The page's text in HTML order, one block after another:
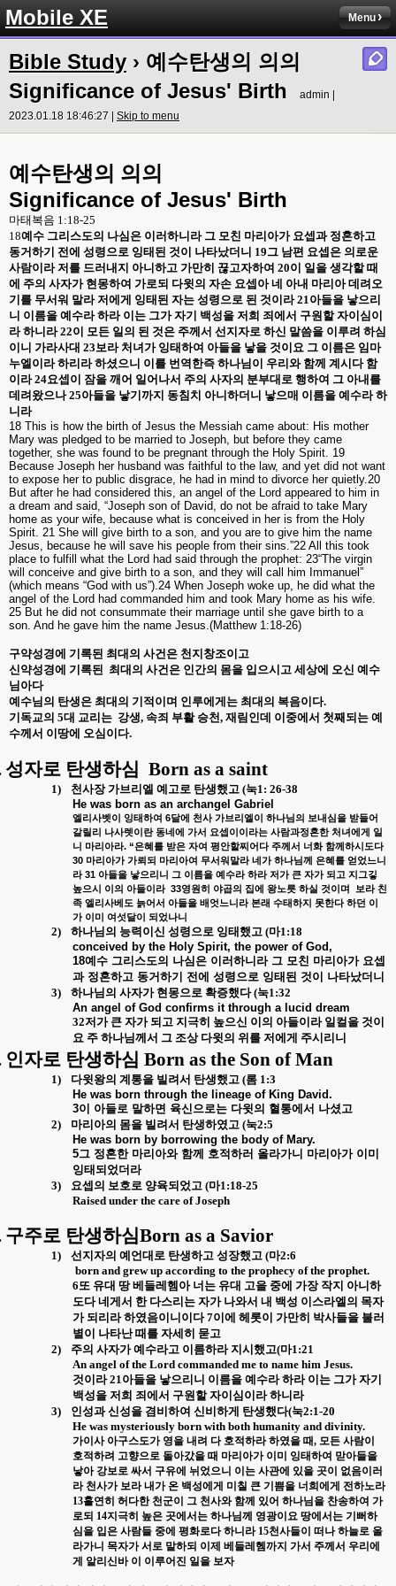
Mobile XE Menu
Bible Study› 예수탄생의 의의
Significance of Jesus' Birth
admin |
2023.01.18 18:46:27 | Skip to menu
예수탄생의 의의
Significance of Jesus' Birth
마태복음 1:18-25
18예수 그리스도의 나심은 이러하니라 그 모친 마리아가 요셉과 정혼하고
동거하기 전에 성령으로 잉태된 것이 나타났더니 19그 남편 요셉은 의로운
사람이라 저를 드러내지 아니하고 가만히 끊고자하여 20이 일을 생각할 때
에 주의 사자가 현몽하여 가로되 다윗의 자손 요셉아 네 아내 마리아 데려오
기를 무서워 말라 저에게 잉태된 자는 성령으로 된 것이라21아들을 낳으리
니 이름을 예수라 하라 이는 그가 자기 백성을 저희 죄에서 구원할 자이심이
라 하니라22이 모든 일의 된 것은 주께서 선지자로 하신 말씀을 이루려 하심
이니 가라사대 23보라 처녀가 잉태하여 아들을 낳을 것이요 그 이름은 임마
누엘이라 하리라 하셨으니 이를 번역한즉 하나님이 우리와 함께 계시다 함
이라24요셉이 잠을 깨어 일어나서 주의 사자의 분부대로 행하여 그 아내를
데려왔으나25아들을 낳기까지 동침치 아니하더니 낳으매 이름을 예수라 하
니라
18 This is how the birth of Jesus the Messiah came about: His mother
Mary was pledged to be married to Joseph, but before they came
together, she was found to be pregnant through the Holy Spirit. 19
Because Joseph her husband was faithful to the law, and yet did not want
to expose her to public disgrace, he had in mind to divorce her quietly.20
But after he had considered this, an angel of the Lord appeared to him in
a dream and said, “Joseph son of David, do not be afraid to take Mary
home as your wife, because what is conceived in her is from the Holy
Spirit. 21 She will give birth to a son, and you are to give him the name
Jesus, because he will save his people from their sins.”22 All this took
place to fulfill what the Lord had said through the prophet: 23“The virgin
will conceive and give birth to a son, and they will call him Immanuel”
(which means “God with us”).24 When Joseph woke up, he did what the
angel of the Lord had commanded him and took Mary home as his wife.
25 But he did not consummate their marriage until she gave birth to a
son. And he gave him the name Jesus.(Matthew 1:18-26)
구약성경에 기록된 최대의 사건은 천지창조이고
신약성경에 기록된 최대의 사건은 인간의 몸을 입으시고 세상에 오신 예수
님아다
예수님의 탄생은 최대의 기적이며 인루에게는 최대의 복음이다.
기독교의 5대 교리는 강생, 속죄 부활 승천, 재림인데 이중에서 첫째되는 예
수께서 이땅에 오심이다.
성자로 탄생하심 Born as a saint
1) 천사장 가브리엘 예고로 탄생했고 (눅1: 26-38
He was born as an archangel Gabriel
엘리사벳이 잉태하여 6달에 천사 가브리엘이 하나님의 보내심을 받들어
갈릴리
나사렛이란 동네에 가서 요셉이이라는 사람과정혼한 처녀에게
일
니
마리아라. “은혜를 받은 자여 평안할찌어다 주께서 너화 함께하시도다
30 마리아가 가뢰되 마리아여 무서워말라 네가 하나님께 은혜를 얻었느니
라 31 아들을 낳으리니 그 이름을 예수라 하라 저가 큰 자가 되고 지그깋
높으시
이의 아들이라 33영원히 야곱의 집에 왕노릇 하실 것이며 보라 친
족 엘리사베도 늙어서 아들을 배엇느니라 본래 수태하지 못한다 하던 이
가 이미 여섯달이 되었나니
2) 하나님의 능력이신 성령으로 잉태했고 (마1:18
conceived by the Holy Spirit, the power of God,
18예수 그리스도의 나심은 이러하니라 그 모친 마리아가 요셉
과 정혼하고 동거하기 전에 성령으로 잉태된 것이
나타났더니
3)
하나님의 사자가 현몽으로 확증했다(눅1:32
An angel of God confirms it through a lucid dream
32저가 큰 자가 되고 지극히 높으신 이의 아들이라 일컬을 것이
요 주 하나님께서 그 조상 다윗의 위를 저에게 주시리니
인자로 탄생하심 Born as the Son of Man
1) 다윗왕의 계통을 빌려서 탄생했고 (롬 1:3
He was born through the lineage of King David.
3이 아들로 말하면 육신으로는 다윗의 혈통에서 나셨고
2)
마리아의 몸을 빌려서 탄생하였고 (눅2:5
He was born by borrowing the body of Mary.
5그 정혼한 마리아와 함께 호적하러 올라가니 마리아가 이미
잉태되었더라
3)
요셉의 보호로 양육되었고 (마1:18-25
Raised under the care of Joseph
구주로 탄생하심Born as a Savior
1) 선지자의 예언대로 탄생하고 성장했고 (마2:6
born and grew up according to the prophecy of the prophet.
6또 유대 땅 베들레헴아 너는 유대 고을 중에 가장 작지 아니하
도다 네게서 한 다스리는 자가 나와서 내 백성 이스라엘의 목자
가 되리라 하였음이니이다7이에 헤롯이 가만히 박사들을 불러
별이 나타난 때를 자세히 묻고
2)
주의 사자가 예수라고 이름하라 지시했고(마1:21
An angel of the Lord commanded me to name him Jesus.
것이라21아들을 낳으리니 이름을 예수라 하라 이는 그가 자기
백성을 저희 죄에서 구원할 자이심이라 하니라
3)
인성과 신성을 겸비하여 신비하게 탄생했다(눅2:1-20
He was mysteriously born with both humanity and divinity.
가이사 아구스도가 영을 내려 다 호적하라 하였을 때, 모든 사람이
호적하려 고향으로 돌아갔을 때 마리아가 이미 잉태하여 맏아들을
낳아 강보로 싸서 구유에 뉘었으니 이는 사관에 있을 곳이 없음이러
라 천사가 보라 내가 온 백성에게 미칠 큰 기쁨을 너희에게 전하노라
13홀연히 허다한 천군이 그 천사와 함께 있어 하나님을 찬송하여 가
로되 14지극히 높은 곳에서는 하나님께 영광이요 땅에서는 기뻐하
심을 입은 사람들 중에 평화로다 하니라15천사들이 떠나 하늘로 올
라가니 목자가 서로 말하되 이제 베들레헴까지 가서 주께서 우리에
게 알리신바 이 이루어진 일을 보자